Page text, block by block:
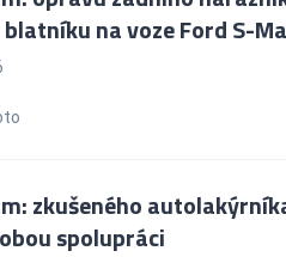
na voze Ford S-
zkušeného
spolupráci